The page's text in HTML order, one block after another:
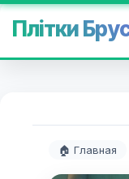
Плітки
🏠 Главная